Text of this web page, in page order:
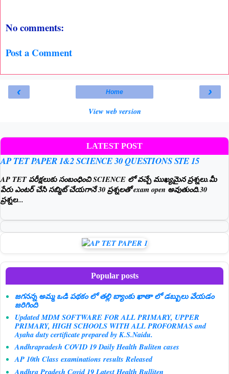
No comments:
Post a Comment
‹ ›
Home
View web version
LATEST POST
AP TET PAPER 1&2 SCIENCE 30 QUESTIONS STE 15
AP TET పరీక్షలుకు సంబంధించి SCIENCE లో వచ్చే ముఖ్యమైన ప్రశ్నలు.మీ
పేరు ఎంటర్ చేసి సబ్మిట్ చేయగానే 30 ప్రశ్నలతో exam open అవుతుంది.30
ప్రశ్నల...
Popular posts
జగనన్న అమ్మ ఒడి పథకం లో తల్లి బ్యాంకు ఖాతా లో డబ్బులు వేయడం
జరిగింది
Updated MDM SOFTWARE FOR ALL PRIMARY, UPPER
PRIMARY, HIGH SCHOOLS WITH ALL PROFORMAS and
Ayaha duty certificate prepared by K.S.Naidu.
Andhrapradesh COVID 19 Daily Health Buliten cases
AP 10th Class examinations results Released
Andhra Pradesh Covid 19 Latest Health Bulliten